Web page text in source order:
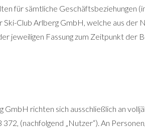
für sämtliche Geschäftsbeziehungen
Club Arlberg GmbH, welche aus der
jeweiligen Fassung zum Zeitpunkt der
richten sich ausschließlich an
(nachfolgend „Nutzer“). An